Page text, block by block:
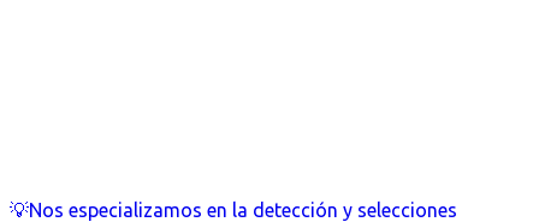
💡Nos especializamos en la detección y selecciones